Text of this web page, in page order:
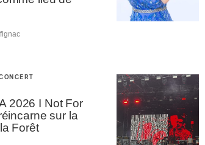
2026 I Not For
sur la
Forêt